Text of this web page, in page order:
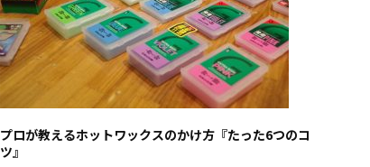
プロが教えるホットワックスのかけ方『たった6つのコ
ツ』